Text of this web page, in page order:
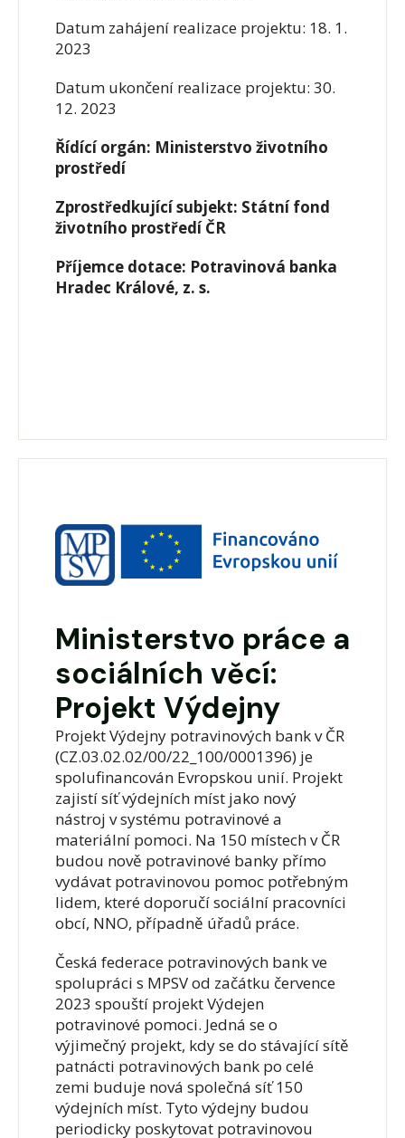
Datum zahájení realizace projektu: 18. 1.
2023
Datum ukončení realizace projektu: 30.
12. 2023
Řídící orgán: Ministerstvo životního
prostředí
Zprostředkující subjekt: Státní fond
životního prostředí ČR
Příjemce dotace: Potravinová banka
Hradec Králové, z. s.
Ministerstvo práce a
sociálních věcí:
Projekt Výdejny
Projekt Výdejny potravinových bank v ČR
(CZ.03.02.02/00/22_100/0001396) je
spolufinancován Evropskou unií. Projekt
zajistí síť výdejních míst jako nový
nástroj v systému potravinové a
materiální pomoci. Na 150 místech v ČR
budou nově potravinové banky přímo
vydávat potravinovou pomoc potřebným
lidem, které doporučí sociální pracovníci
obcí, NNO, případně úřadů práce.
Česká federace potravinových bank ve
spolupráci s MPSV od začátku července
2023 spouští projekt Výdejen
potravinové pomoci. Jedná se o
výjimečný projekt, kdy se do stávající sítě
patnácti potravinových bank po celé
zemi buduje nová společná síť 150
výdejních míst. Tyto výdejny budou
periodicky poskytovat potravinovou